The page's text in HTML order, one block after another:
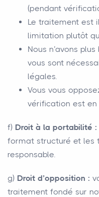
(pendant
Le traitement est
limitation plutôt
Nous n’avons
vous sont
légales.
Vous vous
vérification est en
f) Droit à la portabilité :
format structuré et les
responsable.
g) Droit d’opposition :
traitement fondé sur